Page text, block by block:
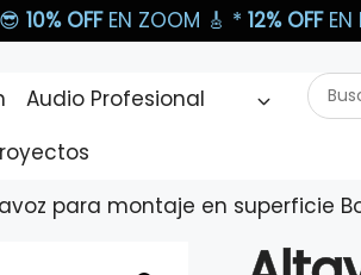
😎 10% OFF EN ZOOM 🎸​ * 12% OFFEN
Audio Profesional
para montaje en superficie